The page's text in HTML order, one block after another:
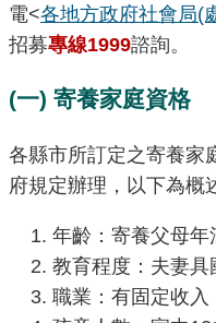
電<各地方政府社會局(
招募專線1999諮詢。
(一) 寄養家庭資格
各縣市所訂定之寄養家
府規定辦理，以下為概
年齡：寄養父母年
教育程度：夫妻
職業：有固定收